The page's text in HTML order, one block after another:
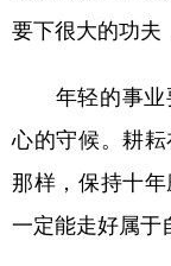
要下很大的功夫
年轻的事业
心的守候。耕
那样，保持十
一定能走好属于